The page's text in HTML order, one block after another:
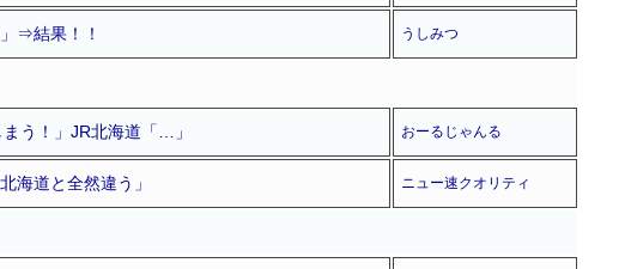
⇒結果！！ うしみつ
う！」JR北海道「…」 おーるじゃんる
海道と全然違う」 ニュー速クオリティ